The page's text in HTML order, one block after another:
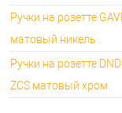
Ручки на розетте
матовый никель
Ручки на розетте
ZCS матовый хром